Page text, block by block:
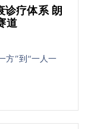
诊疗体系 朗
道
方”到“一人一